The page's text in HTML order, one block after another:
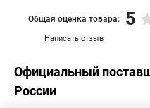
Написать отзыв
Общая оценка товара: 5
Официальный
России